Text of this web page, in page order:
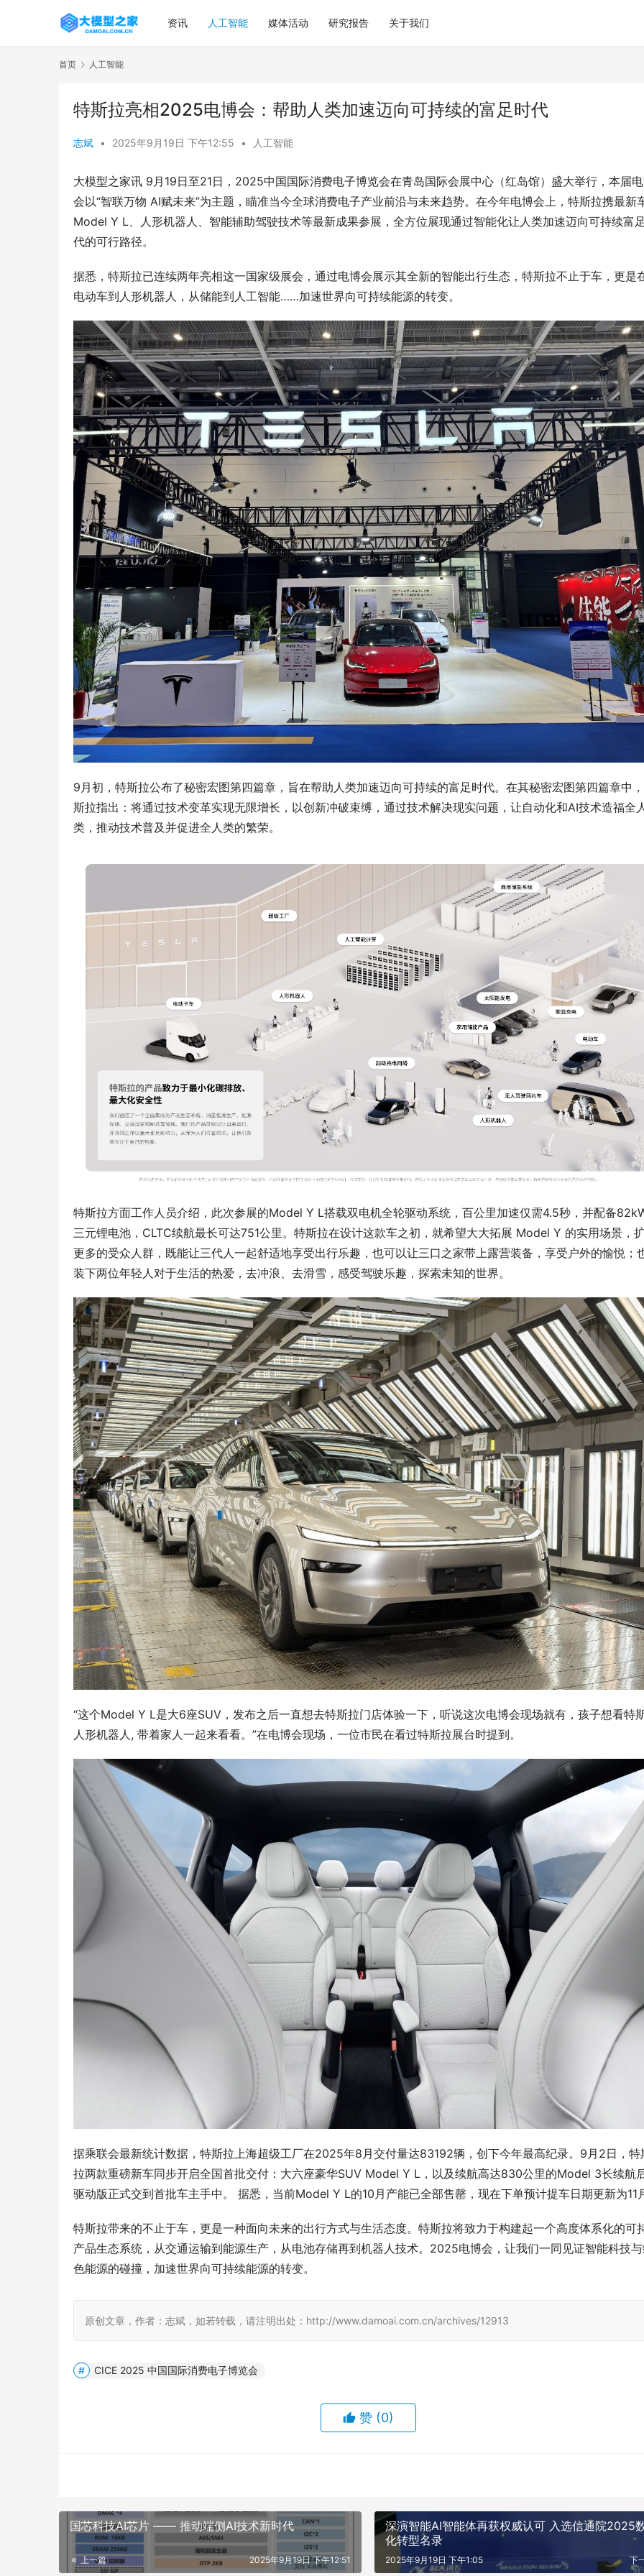
资讯 人工智能 媒体活动 研究报告 关于我们
首页 人工智能
特斯拉亮相2025电博会：帮助人类加速迈向可持续的富足时代
志斌 • 2025年9月19日 下午12:55 • 人工智能
大模型之家讯 9月19日至21日，2025中国国际消费电子博览会在青岛国际会展中心（红岛馆）盛大举行，本届
会以“智联万物 AI赋未来”为主题，瞄准当今全球消费电子产业前沿与未来趋势。在今年电博会上，特斯拉携最新
Model Y L、人形机器人、智能辅助驾驶技术等最新成果参展，全方位展现通过智能化让人类加速迈向可持续富
代的可行路径。
据悉，特斯拉已连续两年亮相这一国家级展会，通过电博会展示其全新的智能出行生态，特斯拉不止于车，更是
电动车到人形机器人，从储能到人工智能……加速世界向可持续能源的转变。
9月初，特斯拉公布了秘密宏图第四篇章，旨在帮助人类加速迈向可持续的富足时代。在其秘密宏图第四篇章中
斯拉指出：将通过技术变革实现无限增长，以创新冲破束缚，通过技术解决现实问题，让自动化和AI技术造福全
类，推动技术普及并促进全人类的繁荣。
特斯拉方面工作人员介绍，此次参展的Model Y L搭载双电机全轮驱动系统，百公里加速仅需4.5秒，并配备
三元锂电池，CLTC续航最长可达751公里。特斯拉在设计这款车之初，就希望大大拓展 Model Y 的实用场景，
更多的受众人群，既能让三代人一起舒适地享受出行乐趣，也可以让三口之家带上露营装备，享受户外的愉悦；
装下两位年轻人对于生活的热爱，去冲浪、去滑雪，感受驾驶乐趣，探索未知的世界。
“这个Model Y L是大6座SUV，发布之后一直想去特斯拉门店体验一下，听说这次电博会现场就有，孩子想看特
人形机器人, 带着家人一起来看看。”在电博会现场，一位市民在看过特斯拉展台时提到。
据乘联会最新统计数据，特斯拉上海超级工厂在2025年8月交付量达83192辆，创下今年最高纪录。9月2日，特
拉两款重磅新车同步开启全国首批交付：大六座豪华SUV Model Y L，以及续航高达830公里的Model 3长续航
驱动版正式交到首批车主手中。 据悉，当前Model Y L的10月产能已全部售罄，现在下单预计提车日期更新为11
特斯拉带来的不止于车，更是一种面向未来的出行方式与生活态度。特斯拉将致力于构建起一个高度体系化的可
产品生态系统，从交通运输到能源生产，从电池存储再到机器人技术。2025电博会，让我们一同见证智能科技
色能源的碰撞，加速世界向可持续能源的转变。
原创文章，作者：志斌，如若转载，请注明出处：http://www.damoai.com.cn/archives/12913
CICE 2025 中国国际消费电子博览会
赞 (0)
国芯科技AI芯片 —— 推动端侧AI技术新时代
上一篇 2025年9月19日 下午12:51
深演智能AI智能体再获权威认可 入选信通院2025
化转型名录
下
2025年9月19日 下午1:05